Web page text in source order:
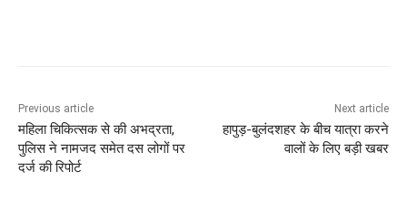
Previous article
महिला चिकित्सक से की अभद्रता,
पुलिस ने नामजद समेत दस लोगों पर
दर्ज की रिपोर्ट
Next article
हापुड़-बुलंदशहर के बीच यात्रा करने
वालों के लिए बड़ी खबर